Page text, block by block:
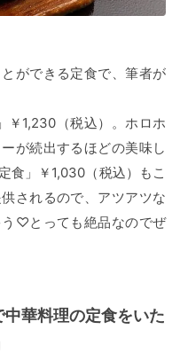
ができる定食で、筆者が
￥1,230（税込）。ホロホ
が続出するほどの美味し
食」￥1,030（税込）もこ
されるので、アツアツな
♡とっても絶品なのでぜ
華料理の定食をいた